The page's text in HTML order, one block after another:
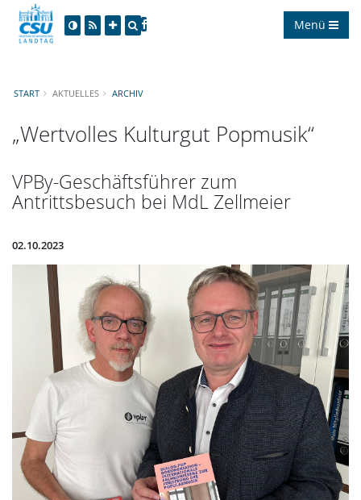
Menü
START AKTUELLES ARCHIV
Wertvolles Kulturgut Popmusik“
VPBy-Geschäftsführer zum
Antrittsbesuch bei MdL Zellmeier
02.10.2023